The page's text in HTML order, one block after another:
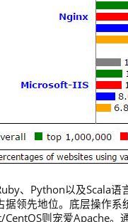
、Python以及Scala
据领先地位。底层操作
CentOS则宠爱Apache。